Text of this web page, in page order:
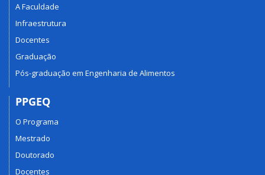
A Faculdade
Infraestrutura
Docentes
Graduação
Pós-graduação em Engenharia de Alimentos
PPGEQ
O Programa
Mestrado
Doutorado
Docentes